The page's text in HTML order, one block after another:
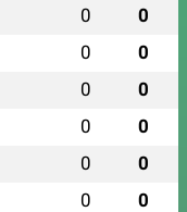
0 0
0 0
0 0
0 0
0 0
0 0